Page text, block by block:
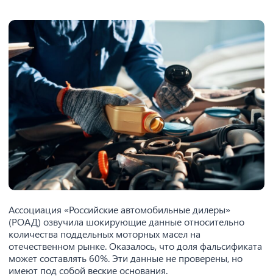
Ассоциация «Российские автомобильные дилеры»
(РОАД) озвучила шокирующие данные относительно
количества поддельных моторных масел на
отечественном рынке. Оказалось, что доля фальсификата
может составлять 60%. Эти данные не проверены, но
имеют под собой веские основания.